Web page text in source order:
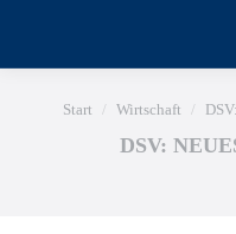
Sie befinden sich hier:
Start Wirtschaft
DSV: